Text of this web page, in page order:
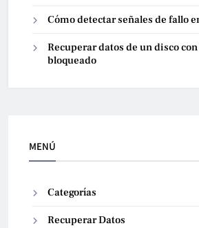
Cómo detectar señales de fallo
Recuperar datos de un disco
bloqueado
MENÚ
Categorías
Recuperar Datos